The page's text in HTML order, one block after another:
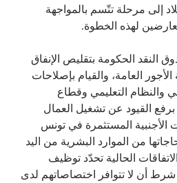
إلى مرحلة تتّسم بالمواجهة
لهذه الخطوة.
النقد الحكومة بتقليص الإنفاق
العامة، والقيام بإصلاحات
والنظام التعليمي وقطاع
القيود عن تشغيل العمال
الأجنبية المستثمرة في تونس
من حاجاتها من الموارد البشرية من اليد
الحالية تحدّد توظيف
أن لا تتوافر اختصاصاتهم لدى